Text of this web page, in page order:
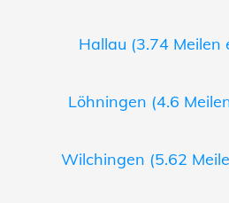
Hallau (3.74 Meilen
Löhningen (4.6
Wilchingen (5.62